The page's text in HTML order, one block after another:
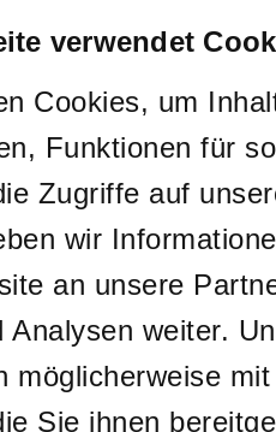
verwendet
Cookies, um
Funktionen für
Zugriffe auf
wir
an unsere
Analysen weiter.
möglicherweise
Sie ihnen